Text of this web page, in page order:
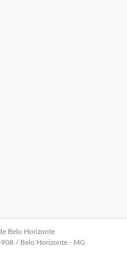
Belo Horizonte
/ Belo Horizonte - MG